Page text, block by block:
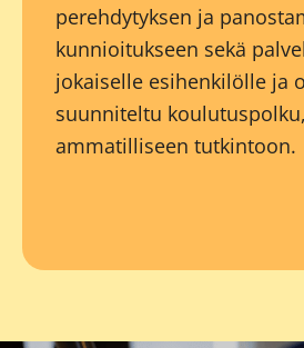
perehdytyksen ja
kunnioitukseen sekä
jokaiselle esihenkilölle ja
suunniteltu
ammatilliseen tutkintoon.